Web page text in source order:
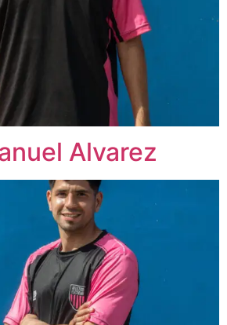
Alvarez